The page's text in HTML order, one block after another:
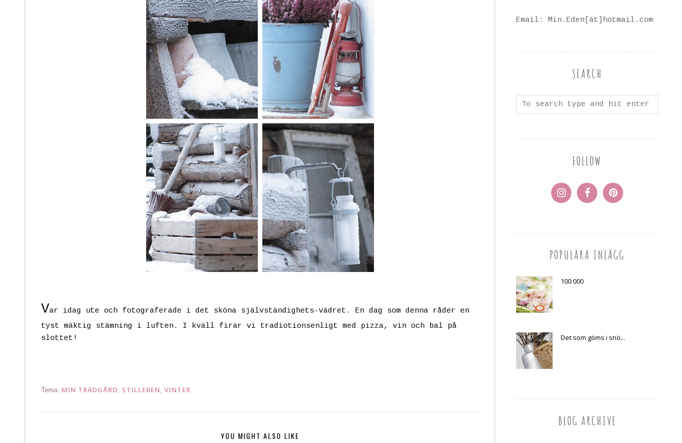
Var idag ute och fotograferade i det sköna självständighets-vädret. En dag som denna råder en
tyst mäktig stämning i luften. I kväll firar vi tradiotionsenligt med pizza, vin och bal på
slottet!
Tema: MIN TRÄDGÅRD, STILLEBEN , VINTER
YOU MIGHT ALSO LIKE
Email: Min.Eden[ät]hotmail.com
SEARCH
FOLLOW
POPULÄRA INLÄGG
100 000
Det som göms i snö...
BLOG ARCHIVE